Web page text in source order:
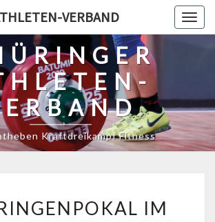
VERBAND
Kraftdreikampf Fitness
IM
IM